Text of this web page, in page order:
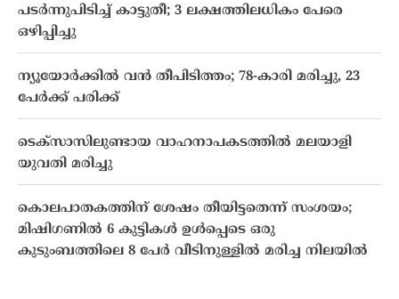
പടർന്നുപിടിച്ച് കാട്ടുതീ; 3 ലക്ഷത്തിലധികം പേരെ
ഒഴിപ്പിച്ചു
ന്യൂയോർക്കിൽ വൻ തീപിടിത്തം; 78-കാരി മരിച്ചു, 23
പേർക്ക് പരിക്ക്
ടെക്സാസിലുണ്ടായ വാഹനാപകടത്തിൽ മലയാളി
യുവതി മരിച്ചു
കൊലപാതകത്തിന് ശേഷം തീയിട്ടതെന്ന് സംശയം;
മിഷിഗണിൽ 6 കുട്ടികൾ ഉൾപ്പെടെ ഒരു
കുടുംബത്തിലെ 8 പേർ വീടിനുള്ളിൽ മരിച്ച നിലയിൽ